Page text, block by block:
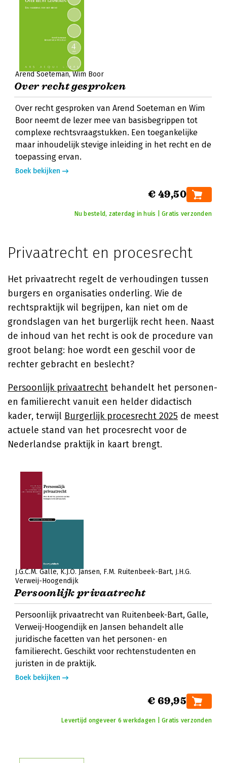
Arend Soeteman Wim Boor
Over recht gesproken
Over recht gesproken van Arend Soeteman en Wim
Boor neemt de lezer mee van basisbegrippen tot
complexe rechtsvraagstukken. Een toegankelijke
maar inhoudelijk stevige inleiding in het recht en de
toepassing ervan.
Boek bekijken
€ 49,50
Nu besteld, zaterdag in huis | Gratis verzonden
Privaatrecht en procesrecht
Het privaatrecht regelt de verhoudingen tussen
burgers en organisaties onderling. Wie de
rechtspraktijk wil begrijpen, kan niet om de
grondslagen van het burgerlijk recht heen. Naast
de inhoud van het recht is ook de procedure van
groot belang: hoe wordt een geschil voor de
rechter gebracht en beslecht?
Persoonlijk privaatrecht behandelt het personen-
en familierecht vanuit een helder didactisch
kader, terwijl Burgerlijk procesrecht 2025 de meest
actuele stand van het procesrecht voor de
Nederlandse praktijk in kaart brengt.
J.G.C.M. Galle K.J.O. Jansen F.M. Ruitenbeek-Bart J.H.G.
Verweij-Hoogendijk
Persoonlijk privaatrecht
Persoonlijk privaatrecht van Ruitenbeek-Bart, Galle,
Verweij-Hoogendijk en Jansen behandelt alle
juridische facetten van het personen- en
familierecht. Geschikt voor rechtenstudenten en
juristen in de praktijk.
Boek bekijken
€ 69,95
Levertijd ongeveer 6 werkdagen | Gratis verzonden